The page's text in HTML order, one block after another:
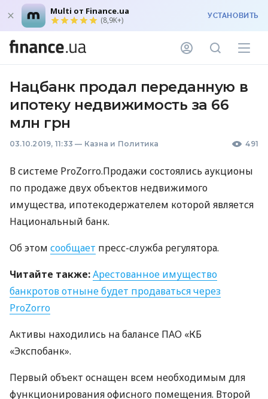
Multi от Finance.ua
(8,9K+) УСТАНОВИТЬ
Нацбанк продал переданную в
ипотеку недвижимость за 66
млн грн
03.10.2019, 11:33 — Казна и Политика 491
В системе ProZorro.Продажи состоялись аукционы
по продаже двух объектов недвижимого
имущества, ипотекодержателем которой является
Национальный банк.
Об этом сообщает пресс-служба регулятора.
Читайте также:Арестованное имущество
банкротов отныне будет продаваться через
ProZorro
Активы находились на балансе ПАО «КБ
«Экспобанк».
Первый объект оснащен всем необходимым для
функционирования офисного помещения. Второй